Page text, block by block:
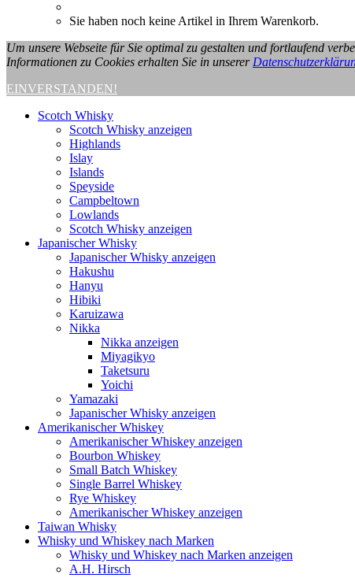
Sie haben noch keine Artikel in Ihrem Warenkorb.
Um unsere Webseite für Sie optimal zu gestalten und fortlaufend
Informationen zu Cookies erhalten Sie in unserer
EINVERSTANDEN!
Scotch Whisky
Scotch Whisky anzeigen
Highlands
Islay
Islands
Speyside
Campbeltown
Lowlands
Scotch Whisky anzeigen
Japanischer Whisky
Japanischer Whisky anzeigen
Hakushu
Hanyu
Hibiki
Karuizawa
Nikka
Nikka anzeigen
Miyagikyo
Taketsuru
Yoichi
Yamazaki
Japanischer Whisky anzeigen
Amerikanischer Whiskey
Amerikanischer Whiskey anzeigen
Bourbon Whiskey
Small Batch Whiskey
Single Barrel Whiskey
Rye Whiskey
Amerikanischer Whiskey anzeigen
Taiwan Whisky
Whisky und Whiskey nach Marken
Whisky und Whiskey nach Marken anzeigen
A.H. Hirsch